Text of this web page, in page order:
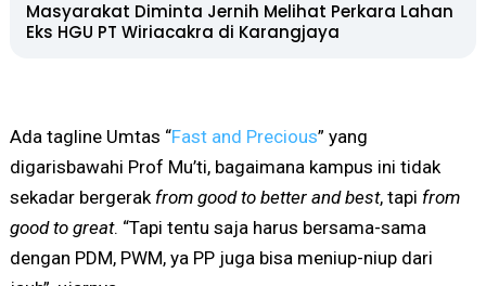
Masyarakat Diminta Jernih Melihat Perkara Lahan
Eks HGU PT Wiriacakra di Karangjaya
Ada tagline Umtas “Fast and Precious” yang
digarisbawahi Prof Mu’ti, bagaimana kampus ini tidak
sekadar bergerak from good to better and best, tapi from
good to great. “Tapi tentu saja harus bersama-sama
dengan PDM, PWM, ya PP juga bisa meniup-niup dari